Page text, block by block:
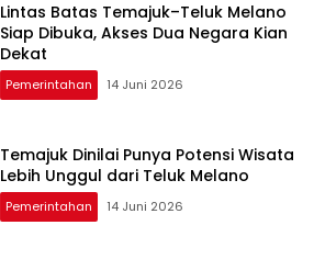
Lintas Batas Temajuk–Teluk Melano
Siap Dibuka, Akses Dua Negara Kian
Dekat
Pemerintahan 14 Juni 2026
Temajuk Dinilai Punya Potensi Wisata
Lebih Unggul dari Teluk Melano
Pemerintahan 14 Juni 2026